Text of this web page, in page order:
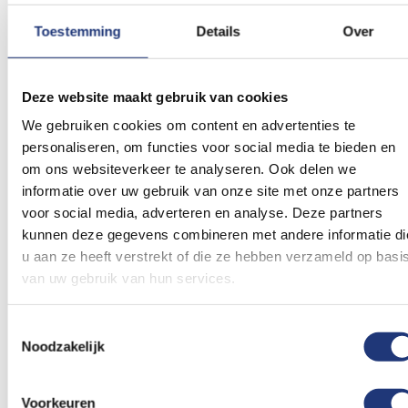
Toestemming Details Over
Deze website maakt gebruik van cookies
We gebruiken cookies om content en advertenties te
personaliseren, om functies voor social media te bieden en
om ons websiteverkeer te analyseren. Ook delen we
informatie over uw gebruik van onze site met onze partners
voor social media, adverteren en analyse. Deze partners
kunnen deze gegevens combineren met andere informatie
u aan ze heeft verstrekt of die ze hebben verzameld op
van uw gebruik van hun services.
Noodzakelijk
Voorkeuren
verlanglijst
50x70cm
Seinvlag I 50x70cm
14,01
Voor 16:00 besteld, dezelfde
dag verzonden
In winkelmand